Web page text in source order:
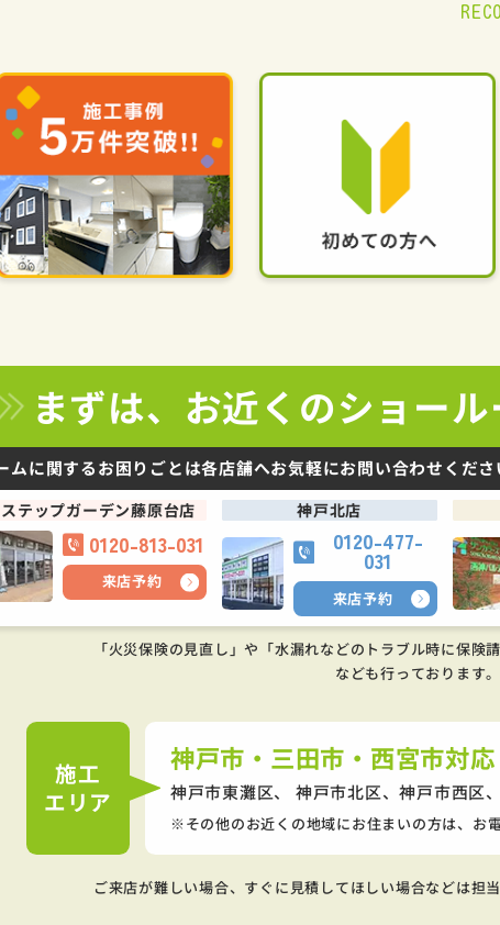
まずは、お近くのショー
ムに関するお困りごとは各店舗へお気軽にお問い合わせくださ
ステップガーデン藤原台店
0120-813-031
来店予約
神戸北店
0120-477-
031
来店予約
「火災保険の見直し」や「水漏れなどのトラブル時に保険
なども行っております。
施工
エリア
神戸市・三田市・西宮市対応
神戸市東灘区、 神戸市北区、神戸市西区、
その他のお近くの地域にお住まいの方は、お
ご来店が難しい場合、すぐに見積してほしい場合などは担